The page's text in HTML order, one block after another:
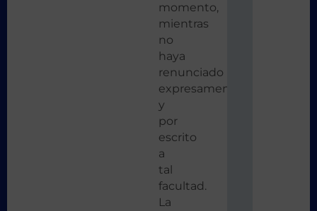
momento,
mientras
no
haya
renunciado
expresamente
y
por
escrito
a
tal
facultad.
La